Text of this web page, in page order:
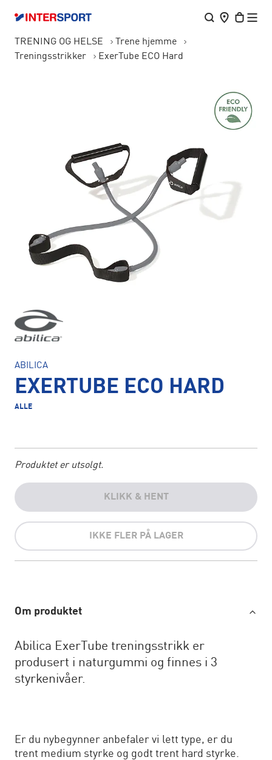
TRENING OG HELSE
Trene hjemme
Treningsstrikker
ExerTube ECO Hard
ABILICA
EXERTUBE ECO HARD
ALLE
Produktet er utsolgt.
KLIKK & HENT
IKKE FLER PÅ LAGER
Om produktet
Abilica ExerTube treningsstrikk er
produsert i naturgummi og finnes i 3
styrkenivåer.
Er du nybegynner anbefaler vi lett type, er du
trent medium styrke og godt trent hard styrke.